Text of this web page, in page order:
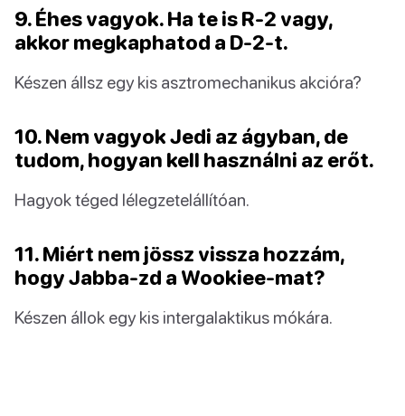
9. Éhes vagyok. Ha te is R-2 vagy,
akkor megkaphatod a D-2-t.
Készen állsz egy kis asztromechanikus akcióra?
10. Nem vagyok Jedi az ágyban, de
tudom, hogyan kell használni az erőt.
Hagyok téged lélegzetelállítóan.
11. Miért nem jössz vissza hozzám,
hogy Jabba-zd a Wookiee-mat?
Készen állok egy kis intergalaktikus mókára.